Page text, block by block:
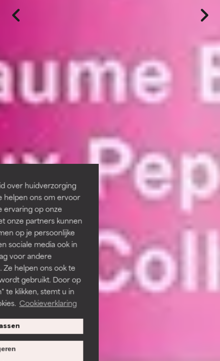
over huidverzorging
helpen ons om ervoor
ervaring op onze
onze partners kunnen
op je persoonlijke
sociale media ook in
voor andere
helpen ons ook te
gebruikt. Door op
te klikken, stemt u in
Cookieverklaring